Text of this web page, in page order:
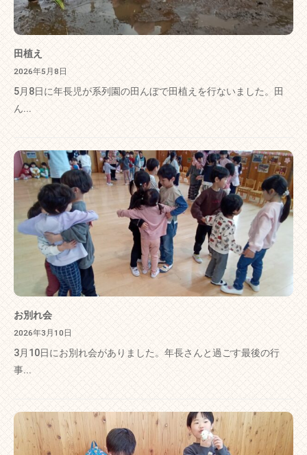
田植え
2026年5月8日
5月8日に年長児が系列園の田んぼで田植えを行ないました。田
ん...
お別れ会
2026年3月10日
3月10日にお別れ会がありました。年長さんと過ごす最後の行
事...